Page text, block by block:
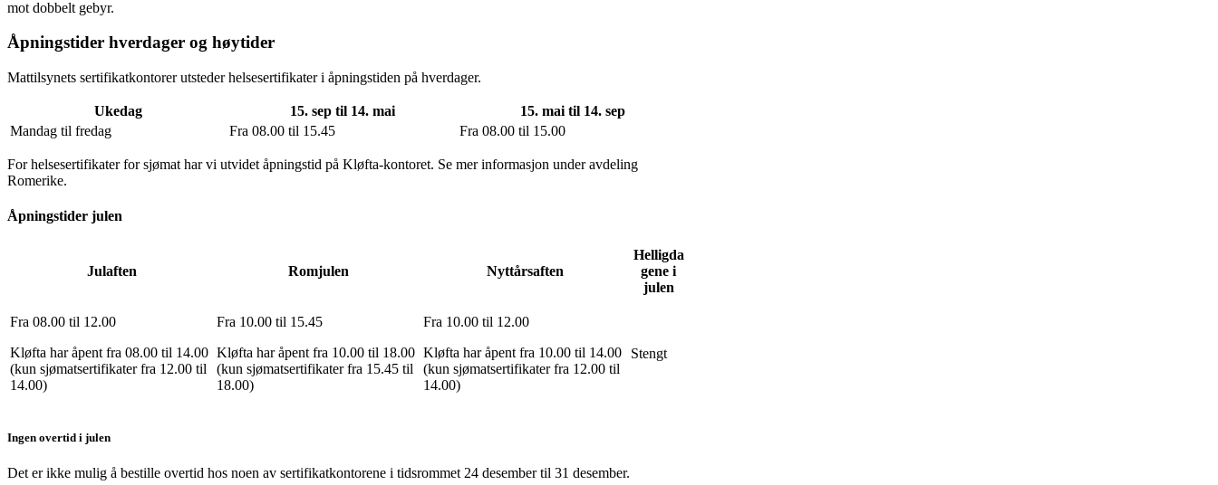
mot dobbelt gebyr.
Åpningstider hverdager og høytider
Mattilsynets sertifikatkontorer utsteder helsesertifikater i åpningstiden på hverdager.
Ukedag 15. sep til 14. mai
15. mai til 14. sep
Mandag til fredag
Fra 08.00 til 15.45 Fra 08.00 til 15.00
For helsesertifikater for sjømat har vi utvidet åpningstid på Kløfta-kontoret. Se mer informasjon under avdeling
Romerike.
Åpningstider julen
Julaften Romjulen Nyttårsaften
Helligda
gene i
julen
Fra 08.00 til 12.00
Kløfta har åpent fra 08.00 til 14.00
(kun sjømatsertifikater fra 12.00 til
14.00)
Fra 10.00 til 15.45
Kløfta har åpent fra 10.00 til 18.00
(kun sjømatsertifikater fra 15.45 til
18.00)
Fra 10.00 til 12.00
Kløfta har åpent fra 10.00 til 14.00
(kun sjømatsertifikater fra 12.00 til
14.00)
Stengt
Ingen overtid i julen
Det er ikke mulig å bestille overtid hos noen av sertifikatkontorene i tidsrommet 24 desember til 31 desember.